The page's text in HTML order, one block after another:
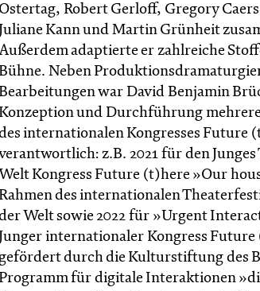
Ostertag, Robert Gerloff, Gregory
Juliane Kann und Martin Grünheit
adaptierte er zahlreiche
Bühne. Neben
Bearbeitungen war David Benjamin
Konzeption und Durchführung
internationalen Kongresses Future
z.B. 2021 für den
Welt Kongress Future (t)here »Our
Rahmen des internationalen
Welt sowie 2022 für »Urgent
Junger internationaler Kongress
gefördert durch die Kulturstiftung des
Programm für digitale Interaktionen